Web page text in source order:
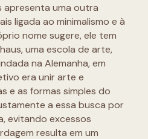
apresenta uma outra
ligada ao minimalismo e à
nome sugere, ele tem
uma escola de arte,
na Alemanha, em
era unir arte e
e as formas simples do
a essa busca por
evitando excessos
resulta em um